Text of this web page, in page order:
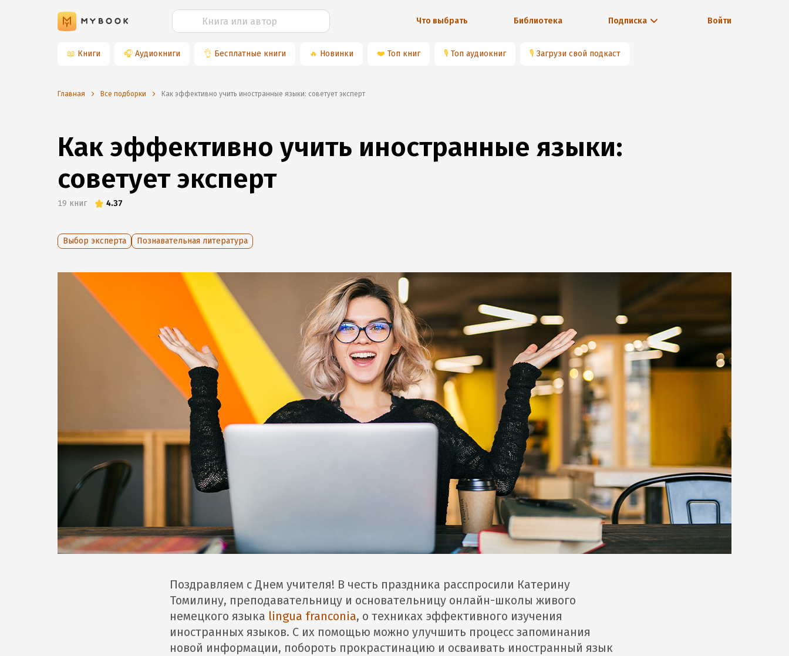
Что выбрать Библиотека Подписка Войти
📖 Книги 🎧 Аудиокниги 👌 Бесплатные книги 🔥 Новинки ❤️ Топ книг 🎙 Топ аудиокниг 🎙 Загрузи свой подкаст
Главная Все подборки Как эффективно учить иностранные языки: советует эксперт
Как эффективно учить иностранные языки:
советует эксперт
19 книг 4.37
Выбор эксперта Познавательная литература
Поздравляем с Днем учителя! В честь праздника расспросили Катерину
Томилину, преподавательницу и основательницу онлайн-школы живого
немецкого языка lingua franconia, о техниках эффективного изучения
иностранных языков. С их помощью можно улучшить процесс запоминания
новой информации, побороть прокрастинацию и осваивать иностранный язык